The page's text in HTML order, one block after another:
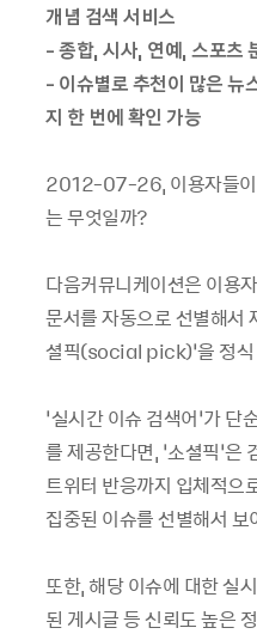
개념 검색 서비스
- 종합, 시사, 연예, 스포츠
- 이슈별로 추천이 많은 뉴
지 한 번에 확인 가능
2012-07-26, 이용자들이
는 무엇일까?
다음커뮤니케이션은 이용
문서를 자동으로 선별해서
셜픽(social pick)’을 정
‘실시간 이슈 검색어’가 단
를 제공한다면, ‘소셜픽’은
트위터 반응까지 입체적으
집중된 이슈를 선별해서
또한, 해당 이슈에 대한 실
된 게시글 등 신뢰도 높은